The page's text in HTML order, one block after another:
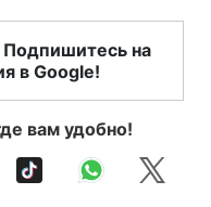
Подпишитесь на
в Google!
вам удобно!